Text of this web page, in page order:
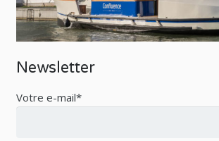
Newsletter
Votre e-mail*